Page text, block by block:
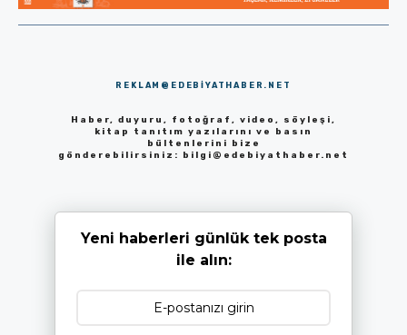
REKLAM@EDEBIYATHABER.NET
Haber, duyuru, fotoğraf, video, söyleşi,
kitap tanıtım yazılarını ve basın
bültenlerini bize
gönderebilirsiniz: bilgi@edebiyathaber.net
Yeni haberleri günlük tek posta
ile alın: